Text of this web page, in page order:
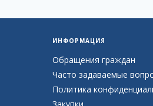
ИНФОРМАЦИЯ
Обращения граждан
Часто задаваемые
Политика